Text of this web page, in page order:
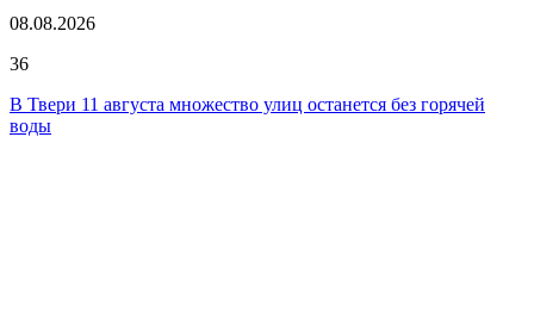
08.08.2026
36
В Твери 11 августа множество улиц останется без горячей
воды